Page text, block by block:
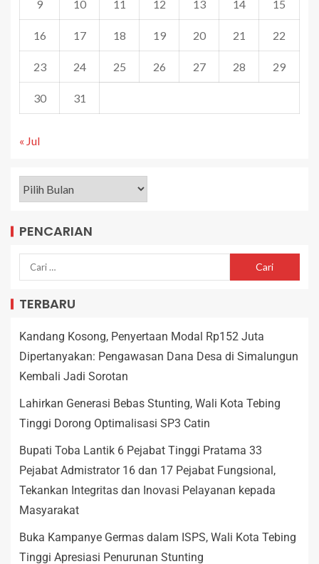
9 10 11 12 13 14 15
16 17 18 19 20 21 22
23 24 25 26 27 28 29
30 31
« Jul
PENCARIAN
TERBARU
Kandang Kosong, Penyertaan Modal Rp152 Juta
Dipertanyakan: Pengawasan Dana Desa di Simalungun
Kembali Jadi Sorotan
Lahirkan Generasi Bebas Stunting, Wali Kota Tebing
Tinggi Dorong Optimalisasi SP3 Catin
Bupati Toba Lantik 6 Pejabat Tinggi Pratama 33
Pejabat Admistrator 16 dan 17 Pejabat Fungsional,
Tekankan Integritas dan Inovasi Pelayanan kepada
Masyarakat
Buka Kampanye Germas dalam ISPS, Wali Kota Tebing
Tinggi Apresiasi Penurunan Stunting